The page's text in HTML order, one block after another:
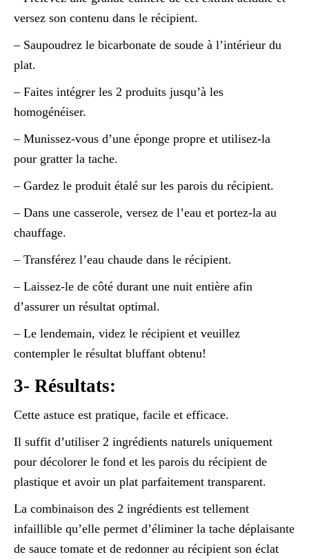
versez son contenu dans le récipient.
– Saupoudrez le bicarbonate de soude à l’intérieur du
plat.
– Faites intégrer les 2 produits jusqu’à les
homogénéiser.
– Munissez-vous d’une éponge propre et utilisez-la
pour gratter la tache.
– Gardez le produit étalé sur les parois du récipient.
– Dans une casserole, versez de l’eau et portez-la au
chauffage.
– Transférez l’eau chaude dans le récipient.
– Laissez-le de côté durant une nuit entière afin
d’assurer un résultat optimal.
– Le lendemain, videz le récipient et veuillez
contempler le résultat bluffant obtenu!
3- Résultats:
Cette astuce est pratique, facile et efficace.
Il suffit d’utiliser 2 ingrédients naturels uniquement
pour décolorer le fond et les parois du récipient de
plastique et avoir un plat parfaitement transparent.
La combinaison des 2 ingrédients est tellement
infaillible qu’elle permet d’éliminer la tache déplaisante
de sauce tomate et de redonner au récipient son éclat